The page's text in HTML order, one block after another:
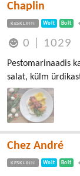
Chaplin
KESKLINN Wolt Bolt
0 1029
Pestomarinaadis
salat, külm
Chez André
KESKLINN Wolt Bolt